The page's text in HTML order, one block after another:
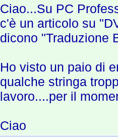
Ciao...Su PC
c'è un articolo su
dicono "Traduzione
Ho visto un paio di
qualche stringa
lavoro....per il
Ciao